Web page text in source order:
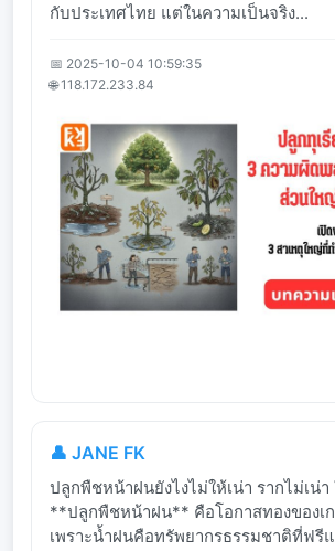
กับประเทศไทย แต่ในความเป็นจริง...
📅 2025-10-04 10:59:35
🌐 118.172.233.84
👤 JANE FK
ปลูกพืชหน้าฝนยังไงไม่ให้เน่า รากไม่เน่า
**ปลูกพืชหน้าฝน** คือโอกาสทองของเ
เพราะน้ำฝนคือทรัพยากรธรรมชาติที่ฟรี